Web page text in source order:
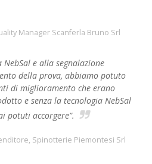
Manager Scanferla Bruno Srl
NebSal e alla segnalazione
della prova, abbiamo potuto
di miglioramento che erano
e senza la tecnologia NebSal
potuti accorgere”.
Spinotterie Piemontesi Srl